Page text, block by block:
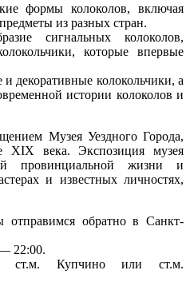
формы колоколов, включая
из разных стран.
сигнальных колоколов,
которые впервые
декоративные колокольчики, а
истории колоколов и
Музея Уездного Города,
XIX века. Экспозиция музея
провинциальной жизни и
и известных личностях,
обратно в Санкт-
22:00.
Купчино или ст.м.